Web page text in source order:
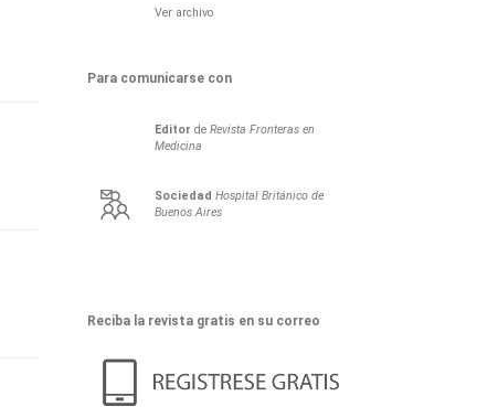
Ver archivo
Para comunicarse con
Editor de Revista Fronteras en
Medicina
Sociedad Hospital Británico de
Buenos Aires
Reciba la revista gratis en su correo